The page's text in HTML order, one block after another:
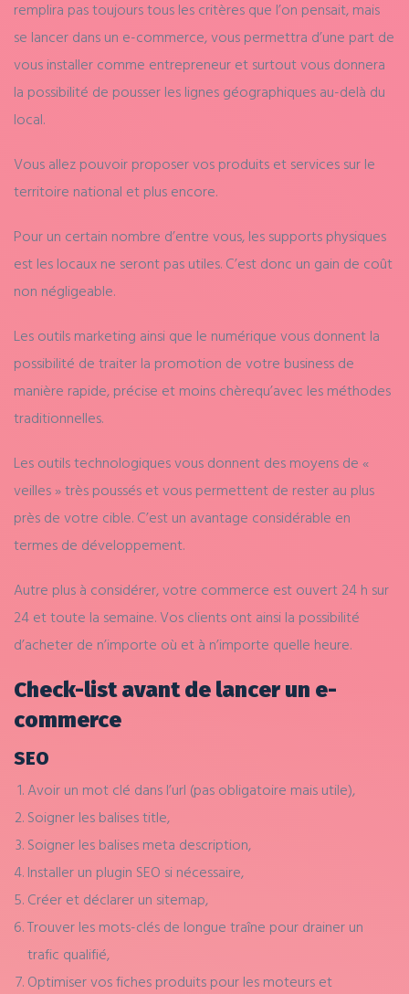
remplira pas toujours tous les critères que l’on pensait, mais
se lancer dans un e-commerce, vous permettra d’une part de
vous installer comme entrepreneur et surtout vous donnera
la possibilité de pousser les lignes géographiques au-delà du
local.
Vous allez pouvoir proposer vos produits et services sur le
territoire national et plus encore.
Pour un certain nombre d’entre vous, les supports physiques
est les locaux ne seront pas utiles. C’est donc un gain de coût
non négligeable.
Les outils marketing ainsi que le numérique vous donnent la
possibilité de traiter la promotion de votre business de
manière rapide, précise et moins chèrequ’avec les méthodes
traditionnelles.
Les outils technologiques vous donnent des moyens de «
veilles » très poussés et vous permettent de rester au plus
près de votre cible. C’est un avantage considérable en
termes de développement.
Autre plus à considérer, votre commerce est ouvert 24 h sur
24 et toute la semaine. Vos clients ont ainsi la possibilité
d’acheter de n’importe où et à n’importe quelle heure.
Check-list avant de lancer un e-
commerce
SEO
Avoir un mot clé dans l’url (pas obligatoire mais utile),
Soigner les balises title,
Soigner les balises meta description,
Installer un plugin SEO si nécessaire,
Créer et déclarer un sitemap,
Trouver les mots-clés de longue traîne pour drainer un
trafic qualifié,
Optimiser vos fiches produits pour les moteurs et